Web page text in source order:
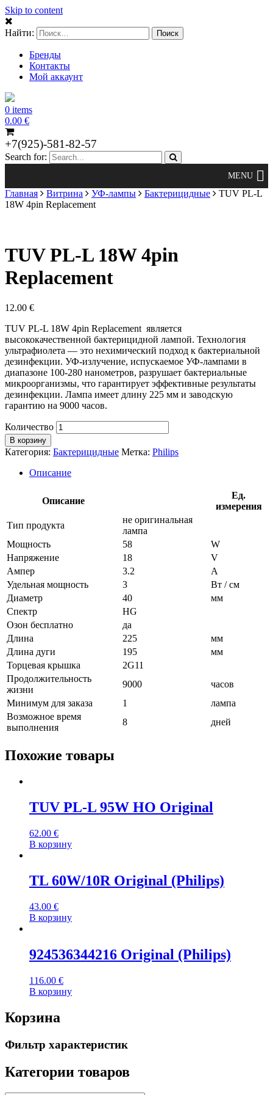
Skip to content
Найти:
Бренды
Контакты
Мой аккаунт
0 items
0.00 €
+7(925)-581-82-57
Search for:
Главная Витрина УФ-лампы Бактерицидные
TUV PL-L
18W 4pin Replacement
TUV PL-L 18W 4pin
Replacement
12.00 €
TUV PL-L 18W 4pin Replacement является
высококачественной бактерицидной лампой. Технология
ультрафиолета — это нехимический подход к бактериальной
дезинфекции. УФ-излучение, испускаемое УФ-лампами в
диапазоне 100-280 нанометров, разрушает бактериальные
микроорганизмы, что гарантирует эффективные результаты
дезинфекции. Лампа имеет длину 225 мм и заводскую
гарантию на 9000 часов.
Количество
В корзину
Категория: Бактерицидные Метка: Philips
Описание
Описание
Ед.
измерения
Тип продукта
не оригинальная
лампа
Мощность
58
W
Напряжение
18
V
Ампер
3.2
A
Удельная мощность
3
Вт / см
Диаметр
40
мм
Спектр
HG
Озон бесплатно
да
Длина
225
мм
Длина дуги
195
мм
Торцевая крышка
2G11
Продолжительность
жизни
9000
часов
Минимум для заказа
1
лампа
Возможное время
выполнения
8 дней
Похожие товары
TUV PL-L 95W HO Original
62.00 €
В корзину
TL 60W/10R Original (Philips)
43.00 €
В корзину
924536344216 Original (Philips)
116.00 €
В корзину
Корзина
Фильтр характеристик
Категории товаров